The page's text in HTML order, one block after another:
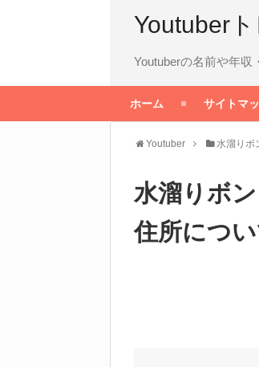
Youtuber
Youtuberの名前や年収
ホーム サイトマ
Youtuber 水溜りボ
水溜りボ
住所につ